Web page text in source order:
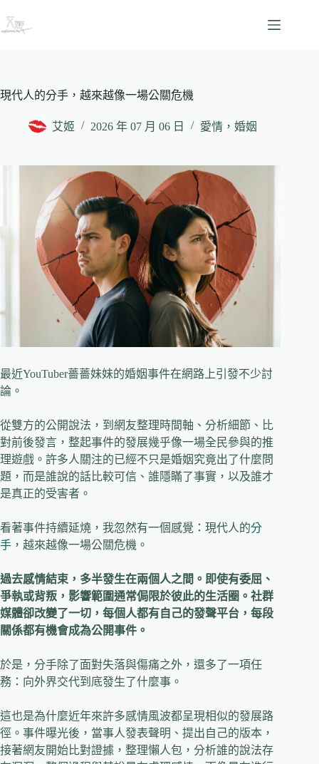
至
容
現代人的分手，越來越像一場公關危機
艾姬 2026 年 07 月 06 日 愛情，婚姻
最近YouTuber薔薔妹妹的婚姻事件在網路上引發不少討
論。
從雙方的公開說法，到網友整理時間軸、分析細節、比
對前後發言，整起事件的發展幾乎像一場全民參與的推
理遊戲。許多人關注的已經不只是婚姻究竟出了什麼問
題，而是誰說的話比較可信、誰隱瞞了事實，以及誰才
是真正的受害者。
看著事件持續延燒，我忽然有一個感覺：現代人的分
手 ，越來越像一場公關危機。
過去感情結束，多半發生在兩個人之間。即使有委屈、
爭執或背叛，影響範圍通常侷限於彼此的生活圈。社群
媒體卻改變了一切，每個人都有自己的發聲平台，每段
關係都有機會成為公開事件。
於是，分手除了面對失落與傷痛之外，還多了一項任
務：向外界交代到底發生了什麼事。
這也是為什麼近年來許多感情風波都呈現相似的發展路
徑。事件曝光後，當事人發表聲明、提出自己的版本，
接著網友開始比對證據，整理懶人包，分析誰的說法存